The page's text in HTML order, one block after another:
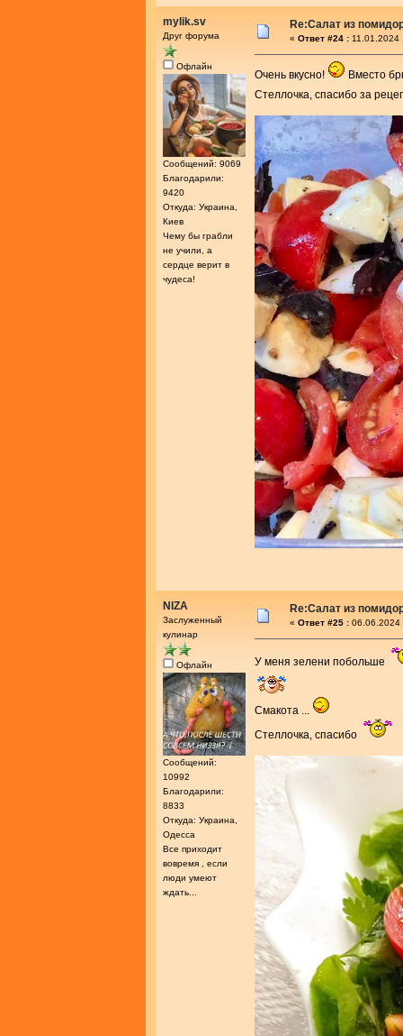
mylik.sv
Друг форума
Офлайн
Сообщений: 9069
Благодарили:
9420
Откуда: Украина,
Киев
Чему бы грабли
не учили, а
сердце верит в
чудеса!
Re:Салат из
« Ответ #24 : 11.01.2024
Очень вкусно!
Вместо
Стеллочка, спасибо за
NIZA
Заслуженный
кулинар
Офлайн
Сообщений:
10992
Благодарили:
8833
Откуда: Украина,
Одесса
Все приходит
вовремя , если
люди умеют
ждать...
Re:Салат из
« Ответ #25 : 06.06.2024
У меня зелени побольше
Смакота ...
Стеллочка, спасибо